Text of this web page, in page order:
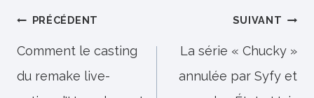
Navigation
de
l’article
PRÉCÉDENT
Comment le casting
du remake live-
SUIVANT
La série « Chucky »
annulée par Syfy et